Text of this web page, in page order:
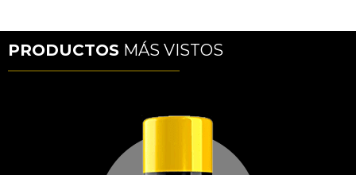
PRODUCTOS MÁS VISTOS